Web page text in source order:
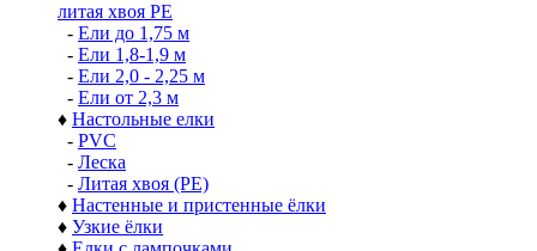
литая хвоя РЕ
- Ели до 1,75 м
- Ели 1,8-1,9 м
- Ели 2,0 - 2,25 м
- Ели от 2,3 м
♦ Настольные елки
- PVC
- Леска
- Литая хвоя (РЕ)
♦ Настенные и пристенные ёлки
♦ Узкие ёлки